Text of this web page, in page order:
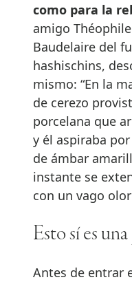
como para la
amigo
Baudelaire del
hashischins,
mismo: “En la
de cerezo
porcelana que
y él aspiraba
de ámbar
instante se
con un vago
Esto sí es
Antes de entrar